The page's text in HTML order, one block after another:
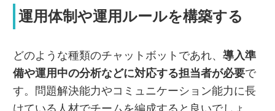
運用体制や運用ルールを構築する
どのような種類のチャットボットであれ、 導入準
備や運用中の分析などに対応する担当者が必要で
す。問題解決能力やコミュニケーション能力に長